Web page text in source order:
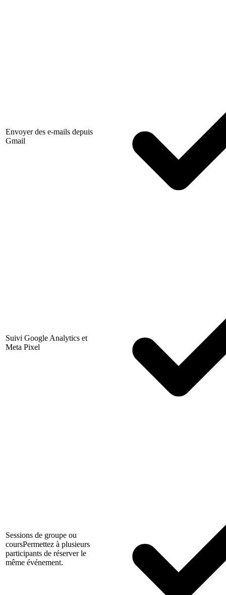
Envoyer des e-mails depuis
Gmail
Suivi Google Analytics et
Meta Pixel
Sessions de groupe ou
coursPermettez à plusieurs
participants de réserver le
même événement.